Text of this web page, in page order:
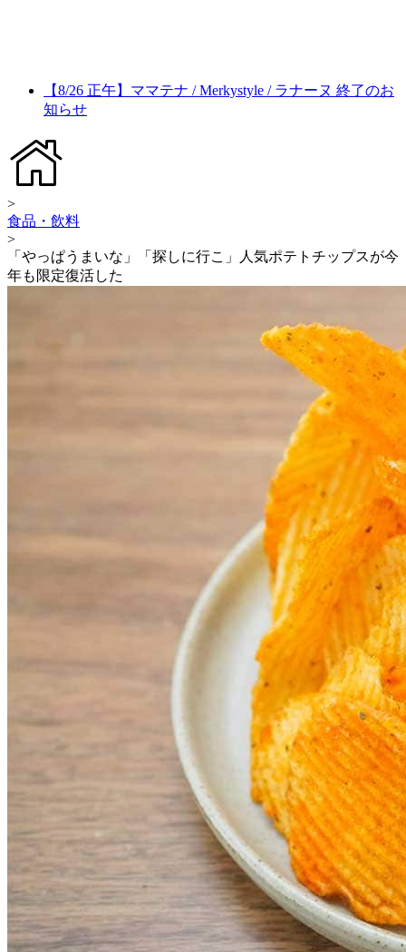
【8/26 正午】ママテナ / Merkystyle / ラナーヌ 終了のお
知らせ
>
食品・飲料
>
「やっぱうまいな」「探しに行こ」人気ポテトチップスが今
年も限定復活した